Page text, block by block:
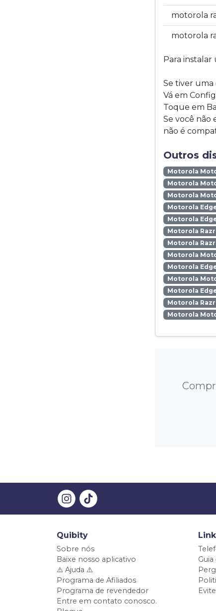
motorola
motorola
Para instalar
Se tiver uma
Vá em
Toque em
Se você não
não é
Outros
Motorola
Motorola Moto
Motorola
Motorola
Motorola
Motorola Razr
Motorola
Motorola
Motorola
Motorola
Motorola
Motorola
Motorola
Quibity
Sobre nós
Baixe nosso aplicativo
⚠️ Ajuda ⚠️
Programa de Afiliados
Programa de revendedor
Entre em contato conosco.